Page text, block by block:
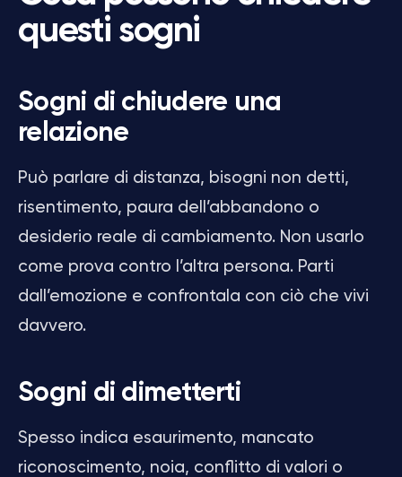
questi sogni
Sogni di chiudere una
relazione
Può parlare di distanza, bisogni non detti,
risentimento, paura dell’abbandono o
desiderio reale di cambiamento. Non usarlo
come prova contro l’altra persona. Parti
dall’emozione e confrontala con ciò che vivi
davvero.
Sogni di dimetterti
Spesso indica esaurimento, mancato
riconoscimento, noia, conflitto di valori o